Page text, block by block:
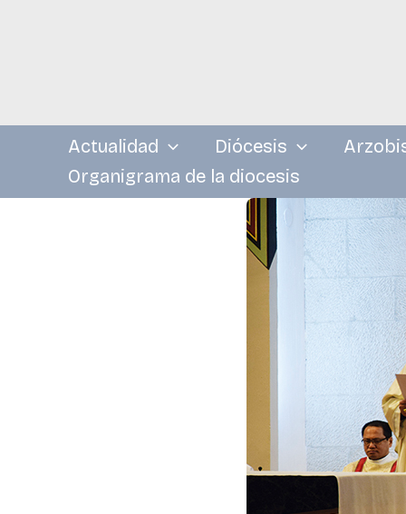
Actualidad Diócesis
Organigrama de la diocesis